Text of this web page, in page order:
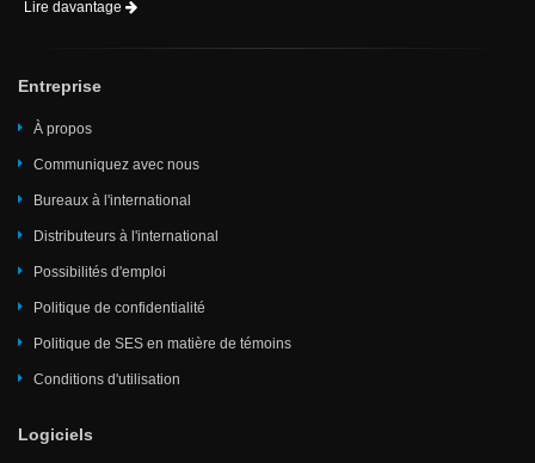
Lire davantage
Entreprise
À propos
Communiquez avec nous
Bureaux à l'international
Distributeurs à l'international
Possibilités d'emploi
Politique de confidentialité
Politique de SES en matière de témoins
Conditions d'utilisation
Logiciels